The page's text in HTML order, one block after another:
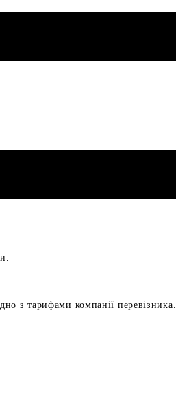
з тарифами компанії перевізника.